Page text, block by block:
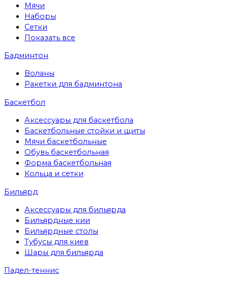
Мячи
Наборы
Сетки
Показать все
Бадминтон
Воланы
Ракетки для бадминтона
Баскетбол
Аксессуары для баскетбола
Баскетбольные стойки и щиты
Мячи баскетбольные
Обувь баскетбольная
Форма баскетбольная
Кольца и сетки
Бильярд
Аксессуары для бильярда
Бильярдные кии
Бильярдные столы
Тубусы для киев
Шары для бильярда
Падел-теннис